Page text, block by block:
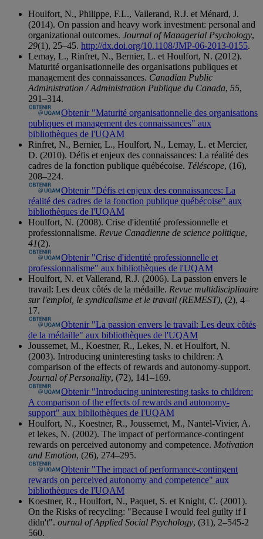
Houlfort, N., Philippe, F.L., Vallerand, R.J. et Ménard, J.
(2014). On passion and heavy work investment: personal and
organizational outcomes. Journal of Managerial Psychology,
29(1), 25–45. http://dx.doi.org/10.1108/JMP-06-2013-0155.
Lemay, L., Rinfret, N., Bernier, L. et Houlfort, N. (2012).
Maturité organisationnelle des organisations publiques et
management des connaissances. Canadian Public
Administration / Administration Publique du Canada, 55,
291–314.
Obtenir "Maturité organisationnelle des organisations
publiques et management des connaissances" aux
bibliothèques de l'UQAM
Rinfret, N., Bernier, L., Houlfort, N., Lemay, L. et Mercier,
D. (2010). Défis et enjeux des connaissances: La réalité des
cadres de la fonction publique québécoise. Téléscope, (16),
208–224.
Obtenir "Défis et enjeux des connaissances: La
réalité des cadres de la fonction publique québécoise" aux
bibliothèques de l'UQAM
Houlfort, N. (2008). Crise d'identité professionnelle et
professionnalisme. Revue Canadienne de science politique,
41(2).
Obtenir "Crise d'identité professionnelle et
professionnalisme" aux bibliothèques de l'UQAM
Houlfort, N. et Vallerand, R.J. (2006). La passion envers le
travail: Les deux côtés de la médaille. Revue multidisciplinaire
sur l'emploi, le syndicalisme et le travail (REMEST), (2), 4–
17.
Obtenir "La passion envers le travail: Les deux côtés
de la médaille" aux bibliothèques de l'UQAM
Joussemet, M., Koestner, R., Lekes, N. et Houlfort, N.
(2003). Introducing uninteresting tasks to children: A
comparison of the effects of rewards and autonomy-support.
Journal of Personality, (72), 141–169.
Obtenir "Introducing uninteresting tasks to children:
A comparison of the effects of rewards and autonomy-
support" aux bibliothèques de l'UQAM
Houlfort, N., Koestner, R., Joussemet, M., Nantel-Vivier, A.
et lekes, N. (2002). The impact of performance-contingent
rewards on perceived autonomy and competence. Motivation
and Emotion, (26), 274–295.
Obtenir "The impact of performance-contingent
rewards on perceived autonomy and competence" aux
bibliothèques de l'UQAM
Koestner, R., Houlfort, N., Paquet, S. et Knight, C. (2001).
On the Risks of recycling: "Because I would feel guilty if I
didn't". ournal of Applied Social Psychology, (31), 2–545-2
560.